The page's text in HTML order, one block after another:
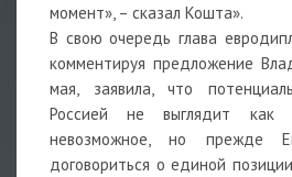
момент», – сказал Кошта».
В свою очередь глава
комментируя предложение
мая, заявила, что
Россией не выглядит как
невозможное, но прежде
договориться о единой